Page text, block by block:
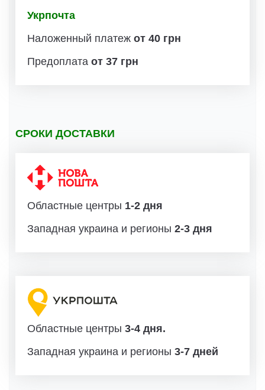
Укрпочта
Наложенный платеж от 40 грн
Предоплата от 37 грн
СРОКИ ДОСТАВКИ
Областные центры 1-2 дня
Западная украина и регионы 2-3 дня
Областные центры 3-4 дня.
Западная украина и регионы 3-7 дней